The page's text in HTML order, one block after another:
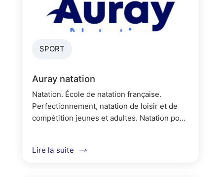
SPORT
Auray natation
Natation. École de natation française.
Perfectionnement, natation de loisir et de
compétition jeunes et adultes. Natation pour
Lire la suite